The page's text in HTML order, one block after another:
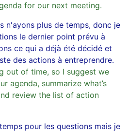
for our next meeting.
n'ayons plus de temps, donc je
le dernier point prévu à
ce qui a déjà été décidé et
des actions à entreprendre.
out of time, so I suggest we
agenda, summarize what’s
review the list of action
pour les questions mais je